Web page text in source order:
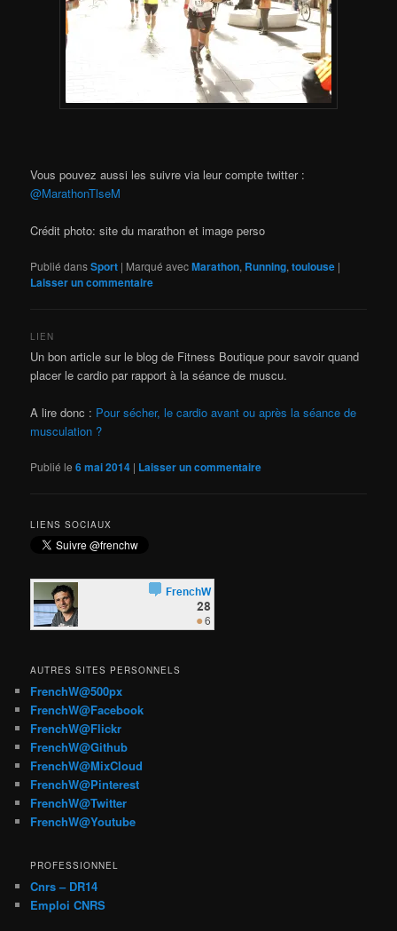
Vous pouvez aussi les suivre via leur compte twitter :
@MarathonTlseM
Crédit photo: site du marathon et image perso
Publié dansSport | Marqué avecMarathon, Running,toulouse |
Laisser un commentaire
LIEN
Un bon article sur le blog de Fitness Boutique pour savoir quand
placer le cardio par rapport à la séance de muscu.
A lire donc : Pour sécher, le cardio avant ou après la séance de
musculation ?
Publié le6 mai 2014 | Laisser un commentaire
LIENS SOCIAUX
AUTRES SITES PERSONNELS
FrenchW@500px
FrenchW@Facebook
FrenchW@Flickr
FrenchW@Github
FrenchW@MixCloud
FrenchW@Pinterest
FrenchW@Twitter
FrenchW@Youtube
PROFESSIONNEL
Cnrs – DR14
Emploi CNRS